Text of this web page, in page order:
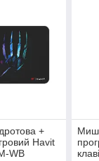
+
Havit
WB